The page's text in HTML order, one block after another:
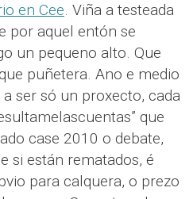
en Cee. Viña a testeada
por aquel entón se
un pequeno alto. Que
puñetera. Ano e medio
ser só un proxecto, cada
que
case 2010 o debate,
si están rematados, é
para calquera, o prezo